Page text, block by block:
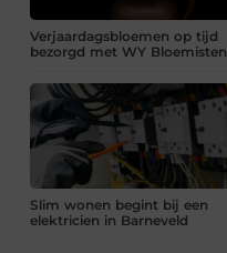
Verjaardagsbloemen op tijd
bezorgd met WY Bloemisten
Slim wonen begint bij een
elektricien in Barneveld